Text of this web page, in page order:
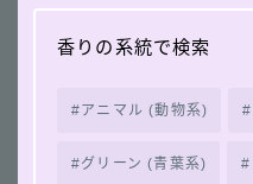
香りの系統で検索
アニマル (動物系)
グリーン (青葉系)